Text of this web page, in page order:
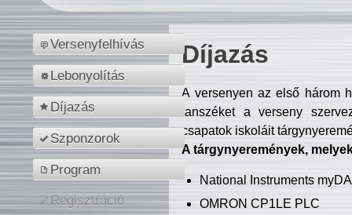
Versenyfelhívás
Lebonyolítás
Díjazás
Szponzorok
Program
Regisztráció
Díjazás
A versenyen az első három
tanszéket a verseny
csapatok iskoláit
A tárgynyeremények,
National Instruments
OMRON CP1LE PLC